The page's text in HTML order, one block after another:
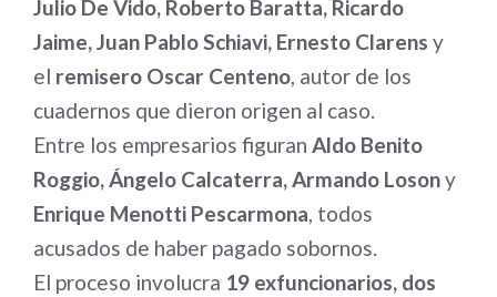
Julio De Vido, Roberto Baratta, Ricardo
Jaime, Juan Pablo Schiavi, Ernesto Clarens y
el remisero Oscar Centeno, autor de los
cuadernos que dieron origen al caso.
Entre los empresarios figuran Aldo Benito
Roggio, Ángelo Calcaterra, Armando Losony
Enrique Menotti Pescarmona, todos
acusados de haber pagado sobornos.
El proceso involucra 19 exfuncionarios, dos